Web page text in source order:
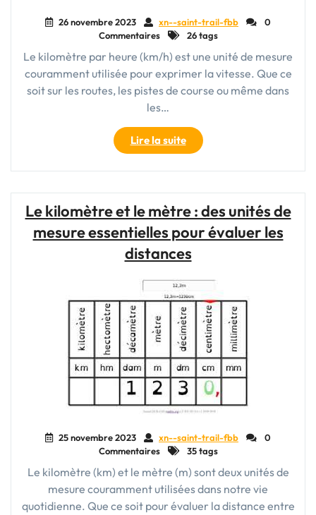
26 novembre 2023 xn--saint-trail-fbb
0
Commentaires
26 tags
Le kilomètre par heure (km/h) est une unité de mesure
couramment utilisée pour exprimer la vitesse. Que ce
soit sur les routes, les pistes de course ou même dans
les…
Lire la suite"La
Vitesse
en
Heure
:
Un
Indicateur
Essentiel
pour
Mesurer
les
Déplacements"
Le kilomètre et le mètre : des unités de
mesure essentielles pour évaluer les
distances
25 novembre 2023 xn--saint-trail-fbb
0
Commentaires
35 tags
Le kilomètre (km) et le mètre (m) sont deux unités de
mesure couramment utilisées dans notre vie
quotidienne. Que ce soit pour évaluer la distance entre